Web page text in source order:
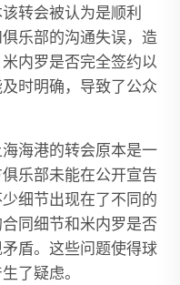
转会被认为是顺利
乐部的沟通失误，造
内罗是否完全签约以
时明确，导致了公众
海港的转会原本是一
乐部未能在公开宣告
细节出现在了不同的
同细节和米内罗是否
盾。这些问题使得球
了疑虑。